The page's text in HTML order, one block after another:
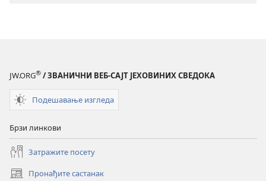
народа,
JW.ORG® / ЗВАНИЧНИ ВЕБ-САЈТ ЈЕХОВИНИХ СВЕДОКА
Подешавање изгледа
Брзи линкови
Затражите посету
Пронађите састанак
(отвара